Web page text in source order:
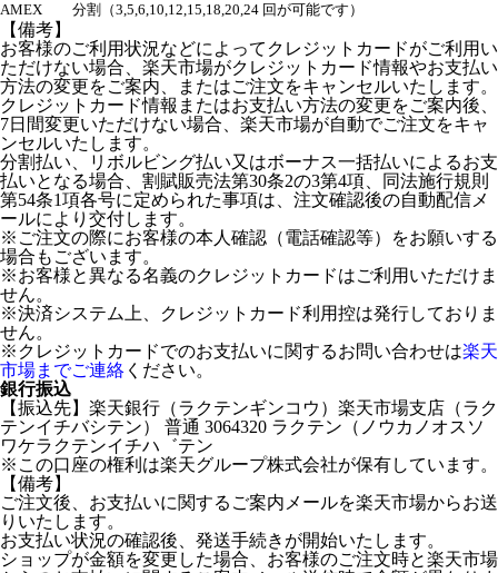
AMEX
分割（3,5,6,10,12,15,18,20,24 回が可能です）
【備考】
お客様のご利用状況などによってクレジットカードがご利用い
ただけない場合、楽天市場がクレジットカード情報やお支払い
方法の変更をご案内、またはご注文をキャンセルいたします。
クレジットカード情報またはお支払い方法の変更をご案内後、
7日間変更いただけない場合、楽天市場が自動でご注文をキャ
ンセルいたします。
分割払い、リボルビング払い又はボーナス一括払いによるお支
払いとなる場合、割賦販売法第30条2の3第4項、同法施行規則
第54条1項各号に定められた事項は、注文確認後の自動配信メ
ールにより交付します。
※ご注文の際にお客様の本人確認（電話確認等）をお願いする
場合もございます。
※お客様と異なる名義のクレジットカードはご利用いただけま
せん。
※決済システム上、クレジットカード利用控は発行しておりま
せん。
※クレジットカードでのお支払いに関するお問い合わせは楽天
市場までご連絡 ください。
銀行振込
【振込先】楽天銀行（ラクテンギンコウ）楽天市場支店（ラク
テンイチバシテン） 普通 3064320 ラクテン（ノウカノオスソ
ワケラクテンイチハ゛テン
※この口座の権利は楽天グループ株式会社が保有しています。
【備考】
ご注文後、お支払いに関するご案内メールを楽天市場からお送
りいたします。
お支払い状況の確認後、発送手続きが開始いたします。
ショップが金額を変更した場合、お客様のご注文時と楽天市場